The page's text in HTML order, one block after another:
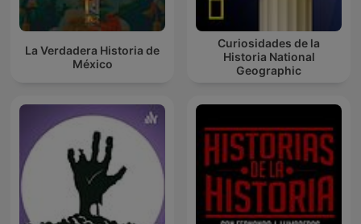
La Verdadera Historia de
México
Curiosidades de la
Historia National
Geographic